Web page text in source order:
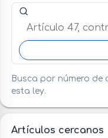
Buscar artículo o
Busca por número
esta ley.
Artículos cercanos